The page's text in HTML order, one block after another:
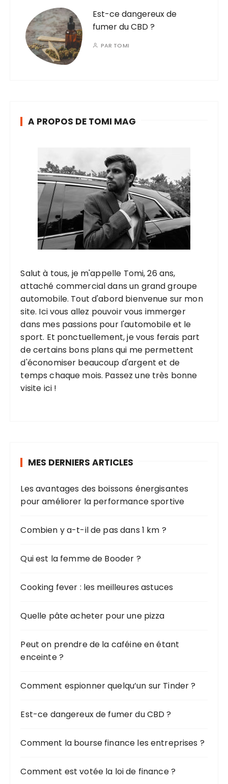
Est-ce dangereux de
fumer du CBD ?
PAR TOMI
A PROPOS DE TOMI MAG
Salut à tous, je m'appelle Tomi, 26 ans,
attaché commercial dans un grand groupe
automobile. Tout d'abord bienvenue sur mon
site. Ici vous allez pouvoir vous immerger
dans mes passions pour l'automobile et le
sport. Et ponctuellement, je vous ferais part
de certains bons plans qui me permettent
d'économiser beaucoup d'argent et de
temps chaque mois. Passez une très bonne
visite ici !
MES DERNIERS ARTICLES
Les avantages des boissons énergisantes
pour améliorer la performance sportive
Combien y a-t-il de pas dans 1 km ?
Qui est la femme de Booder ?
Cooking fever : les meilleures astuces
Quelle pâte acheter pour une pizza
Peut on prendre de la caféine en étant
enceinte ?
Comment espionner quelqu’un sur Tinder ?
Est-ce dangereux de fumer du CBD ?
Comment la bourse finance les entreprises ?
Comment est votée la loi de finance ?